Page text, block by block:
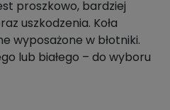
proszkowo, bardziej
uszkodzenia. Koła
wyposażone w błotniki.
lub białego – do wyboru